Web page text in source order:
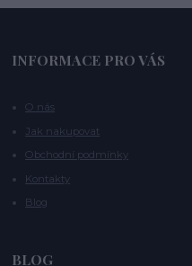
INFORMACE PRO VÁS
O nás
Jak nakupovat
Obchodní podmínky
Kontakty
Blog
BLOG